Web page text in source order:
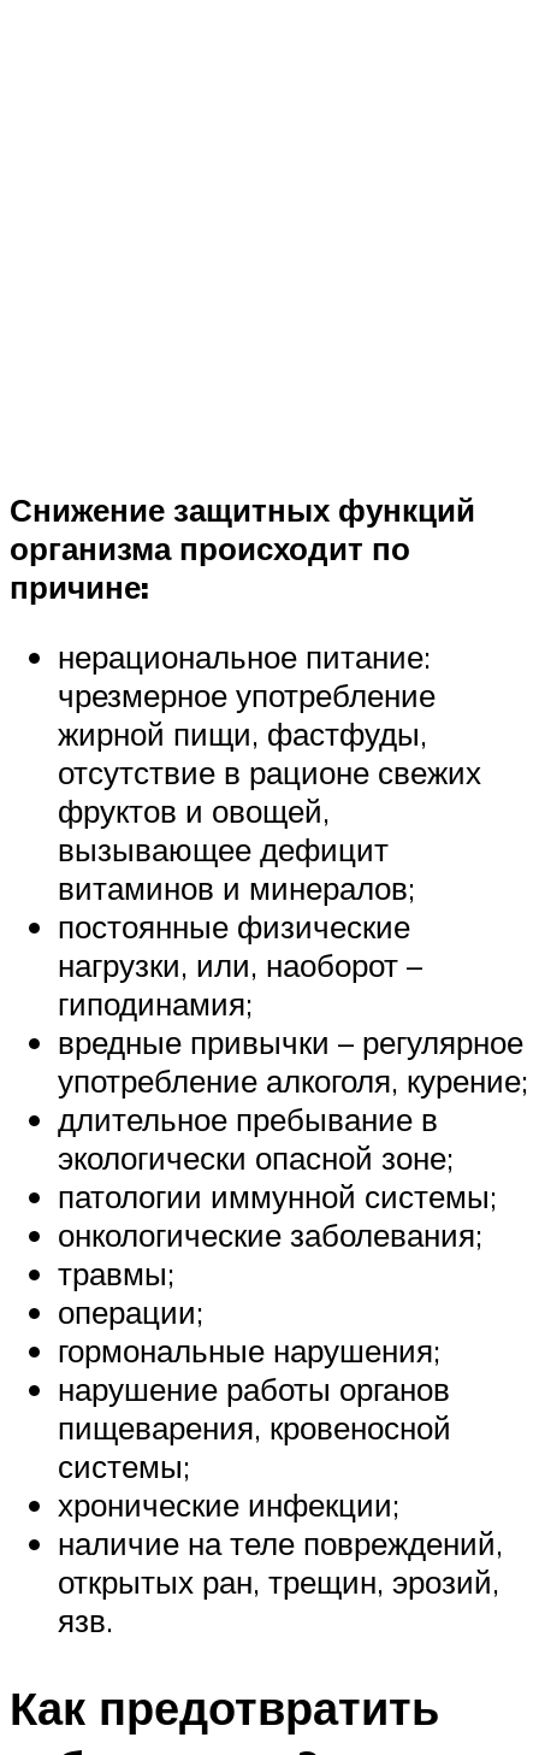
Снижение защитных функций
организма происходит по
причине:
нерациональное питание:
чрезмерное употребление
жирной пищи, фастфуды,
отсутствие в рационе свежих
фруктов и овощей,
вызывающее дефицит
витаминов и минералов;
постоянные физические
нагрузки, или, наоборот –
гиподинамия;
вредные привычки – регулярное
употребление алкоголя, курение;
длительное пребывание в
экологически опасной зоне;
патологии иммунной системы;
онкологические заболевания;
травмы;
операции;
гормональные нарушения;
нарушение работы органов
пищеварения, кровеносной
системы;
хронические инфекции;
наличие на теле повреждений,
открытых ран, трещин, эрозий,
язв.
Как предотвратить